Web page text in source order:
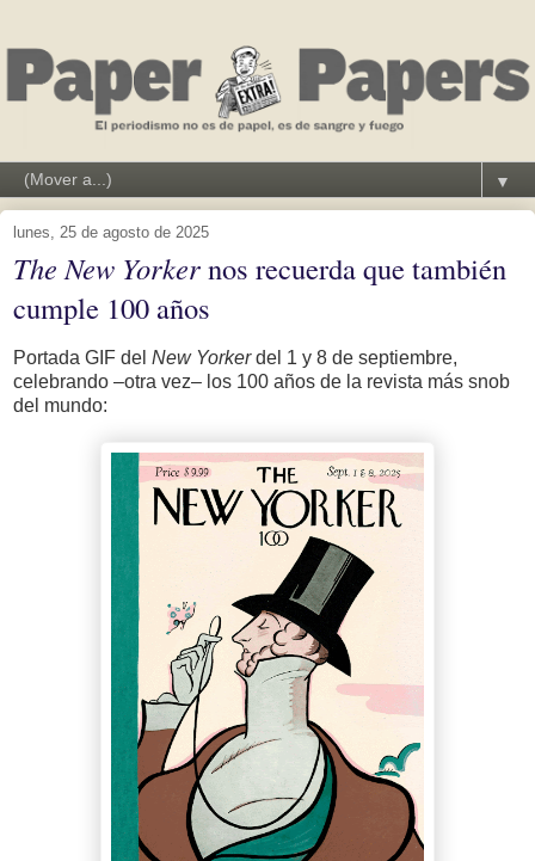
▼
lunes, 25 de agosto de 2025
The New Yorkernos recuerda que también
cumple 100 años
Portada GIF del New Yorkerdel 1 y 8 de septiembre,
celebrando –otra vez– los 100 años de la revista más snob
del mundo: